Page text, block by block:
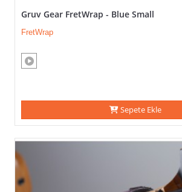
Gruv Gear FretWrap - Blue Small
FretWrap
Sepete Ekle